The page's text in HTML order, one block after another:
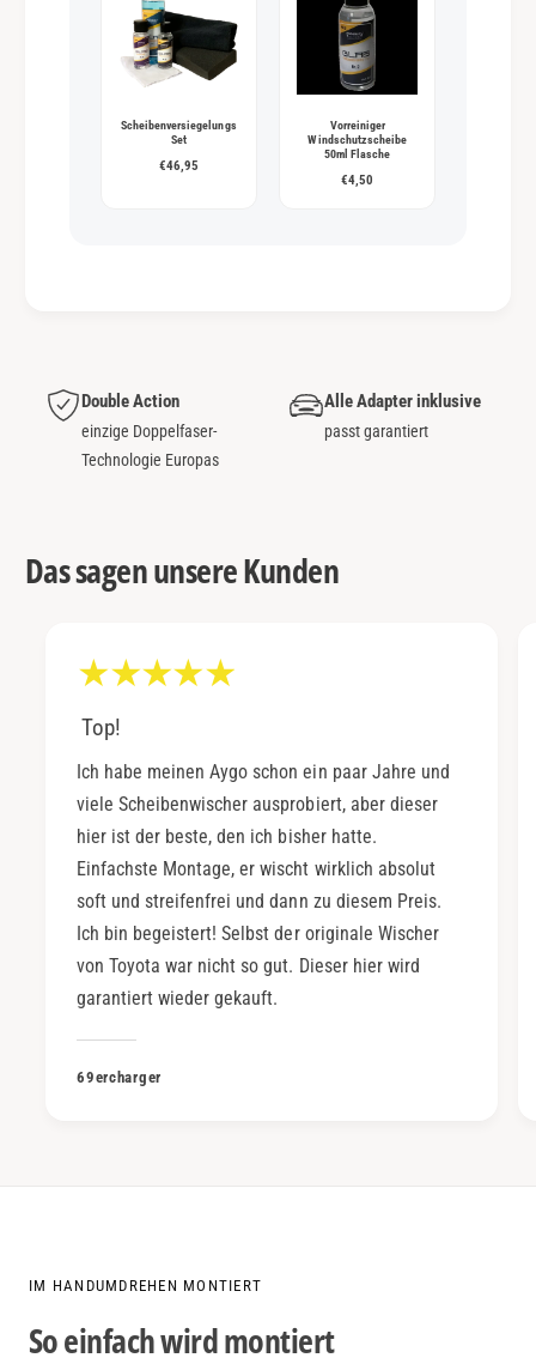
Scheibenversiegelungs
Set
€46,95
Vorreiniger
Windschutzscheibe
50ml Flasche
€4,50
Double Action
einzige Doppelfaser-
Technologie Europas
Alle Adapter inklusive
passt garantiert
Das sagen unsere Kunden
Top!
Ich habe meinen Aygo schon ein paar Jahre und
viele Scheibenwischer ausprobiert, aber dieser
hier ist der beste, den ich bisher hatte.
Einfachste Montage, er wischt wirklich absolut
soft und streifenfrei und dann zu diesem Preis.
Ich bin begeistert! Selbst der originale Wischer
von Toyota war nicht so gut. Dieser hier wird
garantiert wieder gekauft.
69ercharger
IM HANDUMDREHEN MONTIERT
So einfach wird montiert